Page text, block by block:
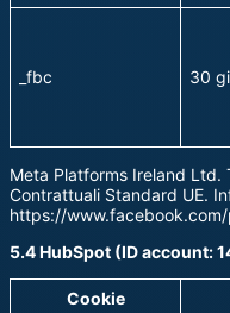
_fbc 30
Meta Platforms Ireland Ltd.
Contrattuali Standard UE.
https://
5.4 HubSpot (ID account:
Cookie